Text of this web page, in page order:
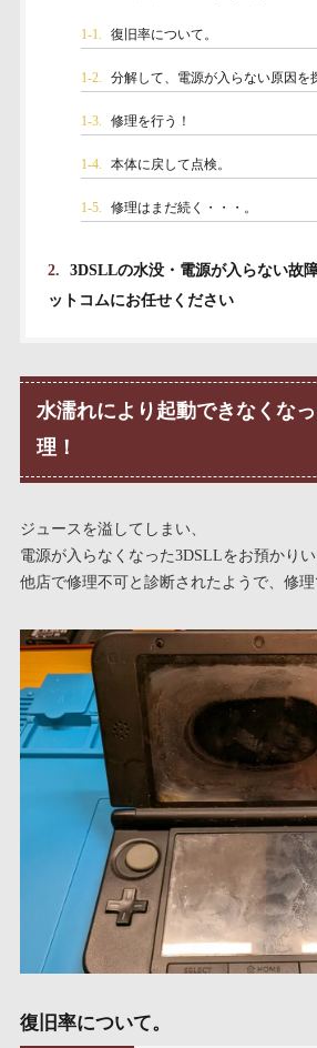
1-1. 復旧率について。
1-2. 分解して、電源が入らない原因を
1-3. 修理を行う！
1-4. 本体に戻して点検。
1-5. 修理はまだ続く・・・。
2.
3DSLLの水没・電源が入らない故
ットコムにお任せください
水濡れにより起動できなくな
理！
ジュースを溢してしまい、
電源が入らなくなった3DSLLをお預かりい
他店で修理不可と診断されたようで、修理
復旧率について。